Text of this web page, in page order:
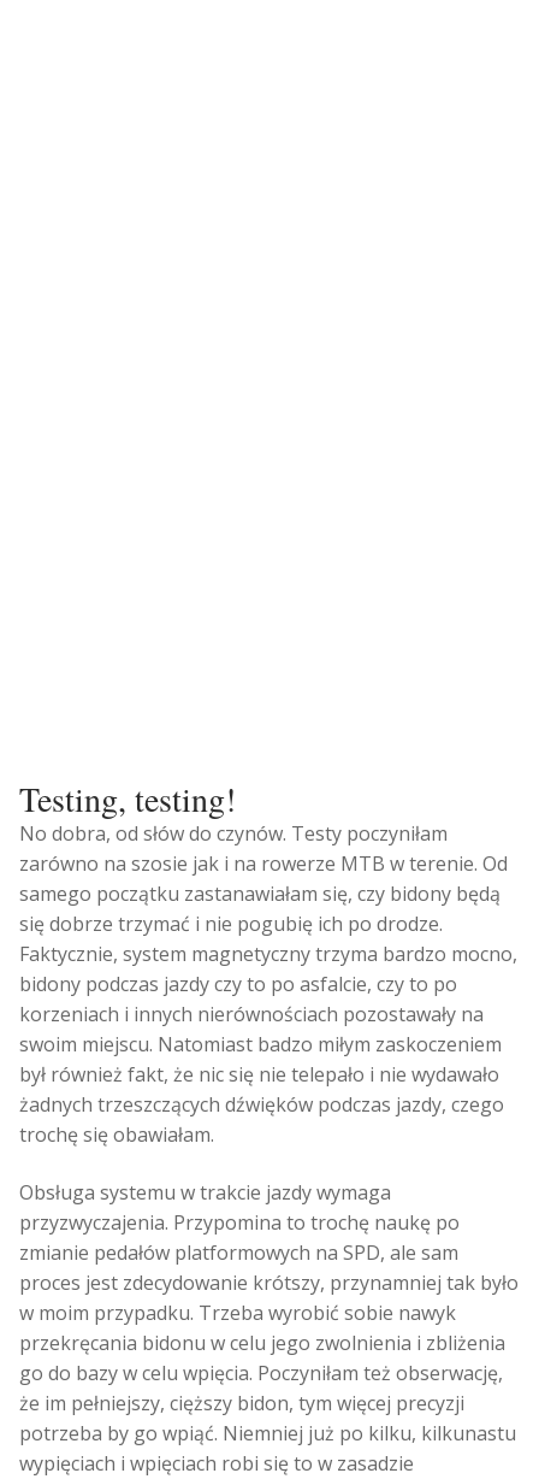
Testing, testing!
No dobra, od słów do czynów. Testy poczyniłam
zarówno na szosie jak i na rowerze MTB w terenie. Od
samego początku zastanawiałam się, czy bidony będą
się dobrze trzymać i nie pogubię ich po drodze.
Faktycznie, system magnetyczny trzyma bardzo mocno,
bidony podczas jazdy czy to po asfalcie, czy to po
korzeniach i innych nierównościach pozostawały na
swoim miejscu. Natomiast badzo miłym zaskoczeniem
był również fakt, że nic się nie telepało i nie wydawało
żadnych trzeszczących dźwięków podczas jazdy, czego
trochę się obawiałam.
Obsługa systemu w trakcie jazdy wymaga
przyzwyczajenia. Przypomina to trochę naukę po
zmianie pedałów platformowych na SPD, ale sam
proces jest zdecydowanie krótszy, przynamniej tak było
w moim przypadku. Trzeba wyrobić sobie nawyk
przekręcania bidonu w celu jego zwolnienia i zbliżenia
go do bazy w celu wpięcia. Poczyniłam też obserwację,
że im pełniejszy, cięższy bidon, tym więcej precyzji
potrzeba by go wpiąć. Niemniej już po kilku, kilkunastu
wypięciach i wpięciach robi się to w zasadzie